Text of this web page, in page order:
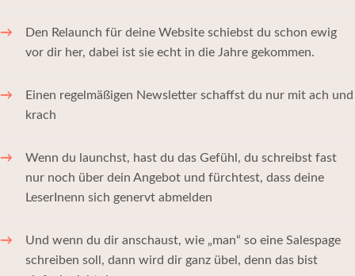
Den Relaunch für deine Website schiebst du schon ewig
vor dir her, dabei ist sie echt in die Jahre gekommen.
Einen regelmäßigen Newsletter schaffst du nur mit ach und
krach
Wenn du launchst, hast du das Gefühl, du schreibst fast
nur noch über dein Angebot und fürchtest, dass deine
LeserInenn sich genervt abmelden
Und wenn du dir anschaust, wie „man“ so eine Salespage
schreiben soll, dann wird dir ganz übel, denn das bist